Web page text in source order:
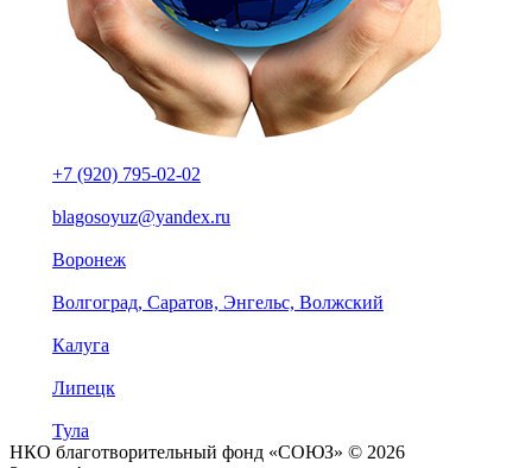
+7 (920) 795-02-02
blagosoyuz@yandex.ru
Воронеж
Волгоград, Саратов, Энгельс, Волжский
Калуга
Липецк
Тула
НКО благотворительный фонд «СОЮЗ» © 2026